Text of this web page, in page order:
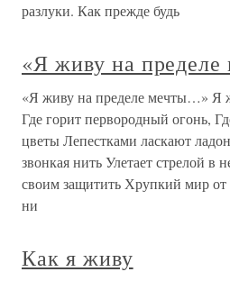
разлуки. Как прежде будь
«Я живу на
«Я живу на пределе мечты…» Я
Где горит первородный огонь,
цветы Лепестками ласкают
звонкая нить Улетает стрелой в
своим защитить Хрупкий мир
ни
Как я живу